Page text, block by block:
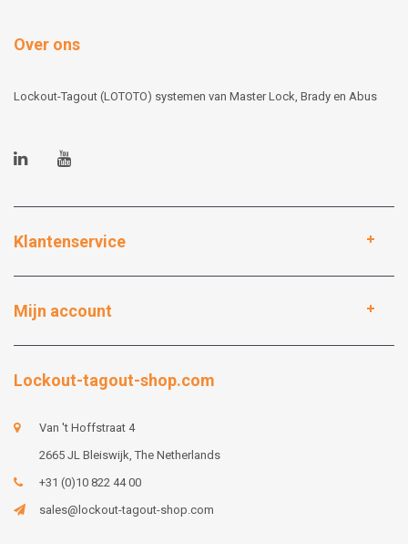
Over ons
Lockout-Tagout (LOTOTO) systemen van Master Lock, Brady en Abus
Klantenservice
Mijn account
Lockout-tagout-shop.com
Van 't Hoffstraat 4
2665 JL Bleiswijk, The Netherlands
+31 (0)10 822 44 00
sales@lockout-tagout-shop.com